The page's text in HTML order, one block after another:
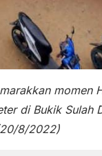
momen
di Bukik Sulah
8/2022)